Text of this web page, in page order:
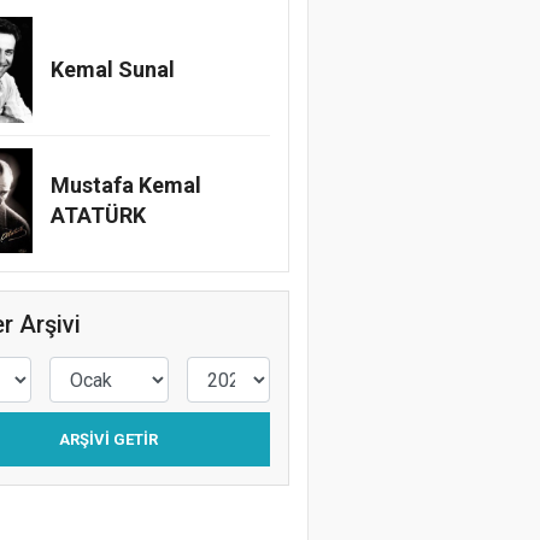
Kemal Sunal
Mustafa Kemal
ATATÜRK
Arşivi
ARŞIVI GETIR